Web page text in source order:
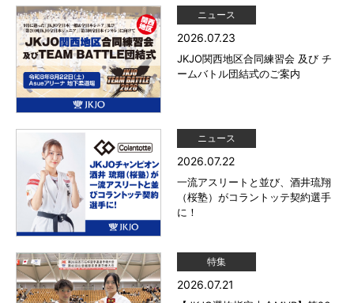
ニュース
2026.07.23
JKJO関西地区合同練習会 及び チ
ームバトル団結式のご案内
ニュース
2026.07.22
一流アスリートと並び、酒井琉翔
（桜塾）がコラントッテ契約選手
に！
特集
2026.07.21